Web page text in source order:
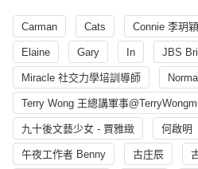
Carman Cats Connie 李玥
Elaine Gary In JBS
Miracle 社交力學培訓導師
Terry Wong 王總講軍事
九十後文藝少女 - 賈雅緻 何啟明
午夜工作者 Benny 古庄辰